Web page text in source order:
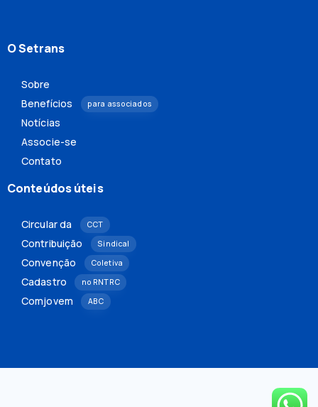
O Setrans
Sobre
Benefícios
para associados
Notícias
Associe-se
Contato
Conteúdos úteis
Circular da CCT
Contribuição Sindical
Convenção Coletiva
Cadastro no RNTRC
Comjovem ABC